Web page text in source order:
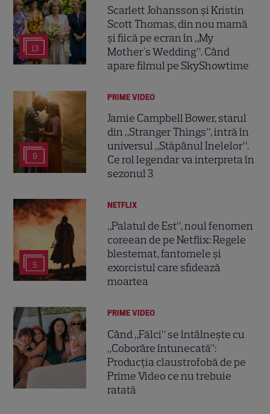
13
Scarlett Johansson și Kristin
Scott Thomas, din nou mamă
și fiică pe ecran în „My
Mother's Wedding”. Când
apare filmul pe SkyShowtime
9
PRIME VIDEO
Jamie Campbell Bower, starul
din „Stranger Things”, intră în
universul „Stăpânul Inelelor”.
Ce rol legendar va interpreta în
sezonul 3
5
NETFLIX
„Palatul de Est”, noul fenomen
coreean de pe Netflix: Regele
blestemat, fantomele și
exorcistul care sfidează
moartea
PRIME VIDEO
Când „Fălci” se întâlnește cu
„Coborâre întunecată”:
Producția claustrofobă de pe
Prime Video ce nu trebuie
ratată